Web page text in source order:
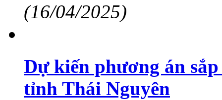
(16/04/2025)
Dự kiến phương án
tỉnh Thái Nguyên